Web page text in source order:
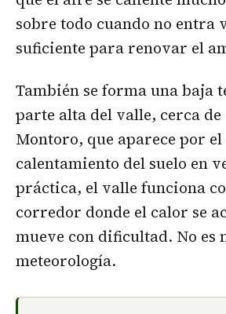
sobre todo cuando no entra
suficiente para renovar el
También se forma una baja
parte alta del valle, cerca
Montoro, que aparece por
calentamiento del suelo en
práctica, el valle funciona
corredor donde el calor se
mueve con dificultad. No es
meteorología.